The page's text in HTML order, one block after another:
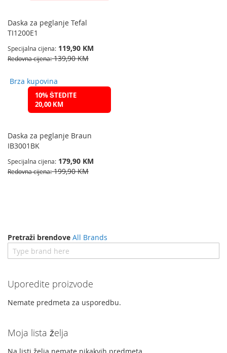
Daska za peglanje Tefal
TI1200E1
Specijalna cijena 119,90 KM
Redovna cijena 139,90 KM
Brza kupovina
10% ŠTEDITE
20,00 KM
Daska za peglanje Braun
IB3001BK
Specijalna cijena 179,90 KM
Redovna cijena 199,90 KM
Pretraži brendove All Brands
Uporedite proizvode
Nemate predmeta za usporedbu.
Moja lista želja